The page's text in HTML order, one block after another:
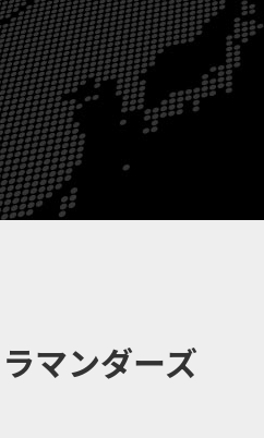
マンダーズ